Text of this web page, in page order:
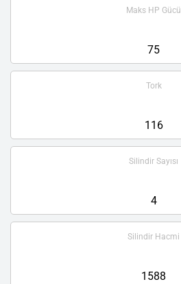
Maks HP Gücü
75
Tork
116
Silindir Sayısı
4
Silindir Hacmi
1588